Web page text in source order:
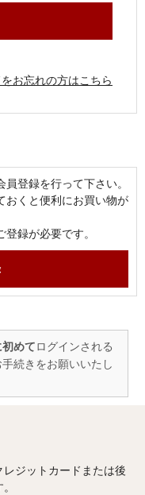
お忘れの方はこちら
登録を行って下さい。
おくと便利にお買い物が
録が必要です。
めてログインされる
続きをお願いいたし
ジットカードまたは後